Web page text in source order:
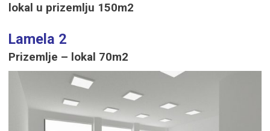
lokal u prizemlju 150m2
Lamela 2
Prizemlje – lokal 70m2